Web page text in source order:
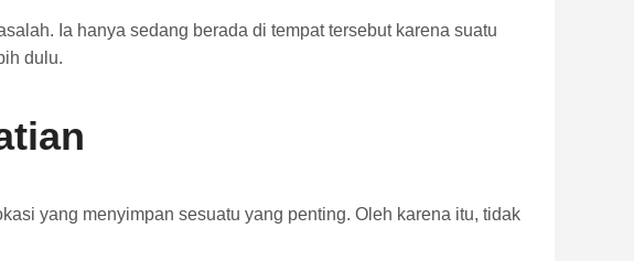
Ia hanya sedang berada di tempat tersebut karena suatu
dulu.
yang menyimpan sesuatu yang penting. Oleh karena itu, tidak